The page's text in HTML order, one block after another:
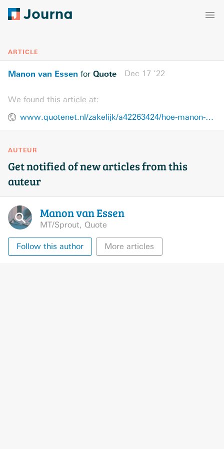
ARTICLE
Manon van Essen for Quote Dec 17 ’22
We found this article at:
www.quotenet.nl/zakelijk/a42263424/hoe-manon-van-essen-tot-een-gepoederde-samenwerking-met-arie-boomsma-kwam/
AUTEUR
Get notified of new articles from this
auteur
Manon vanEssen
MT/Sprout, Quote
Follow this author More articles